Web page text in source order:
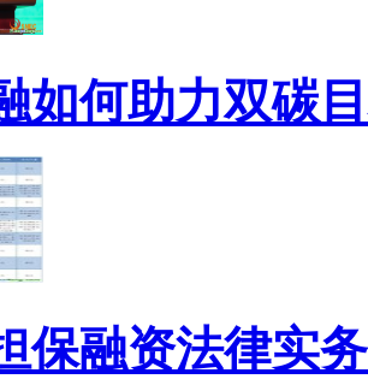
如何助力双碳
保融资法律实